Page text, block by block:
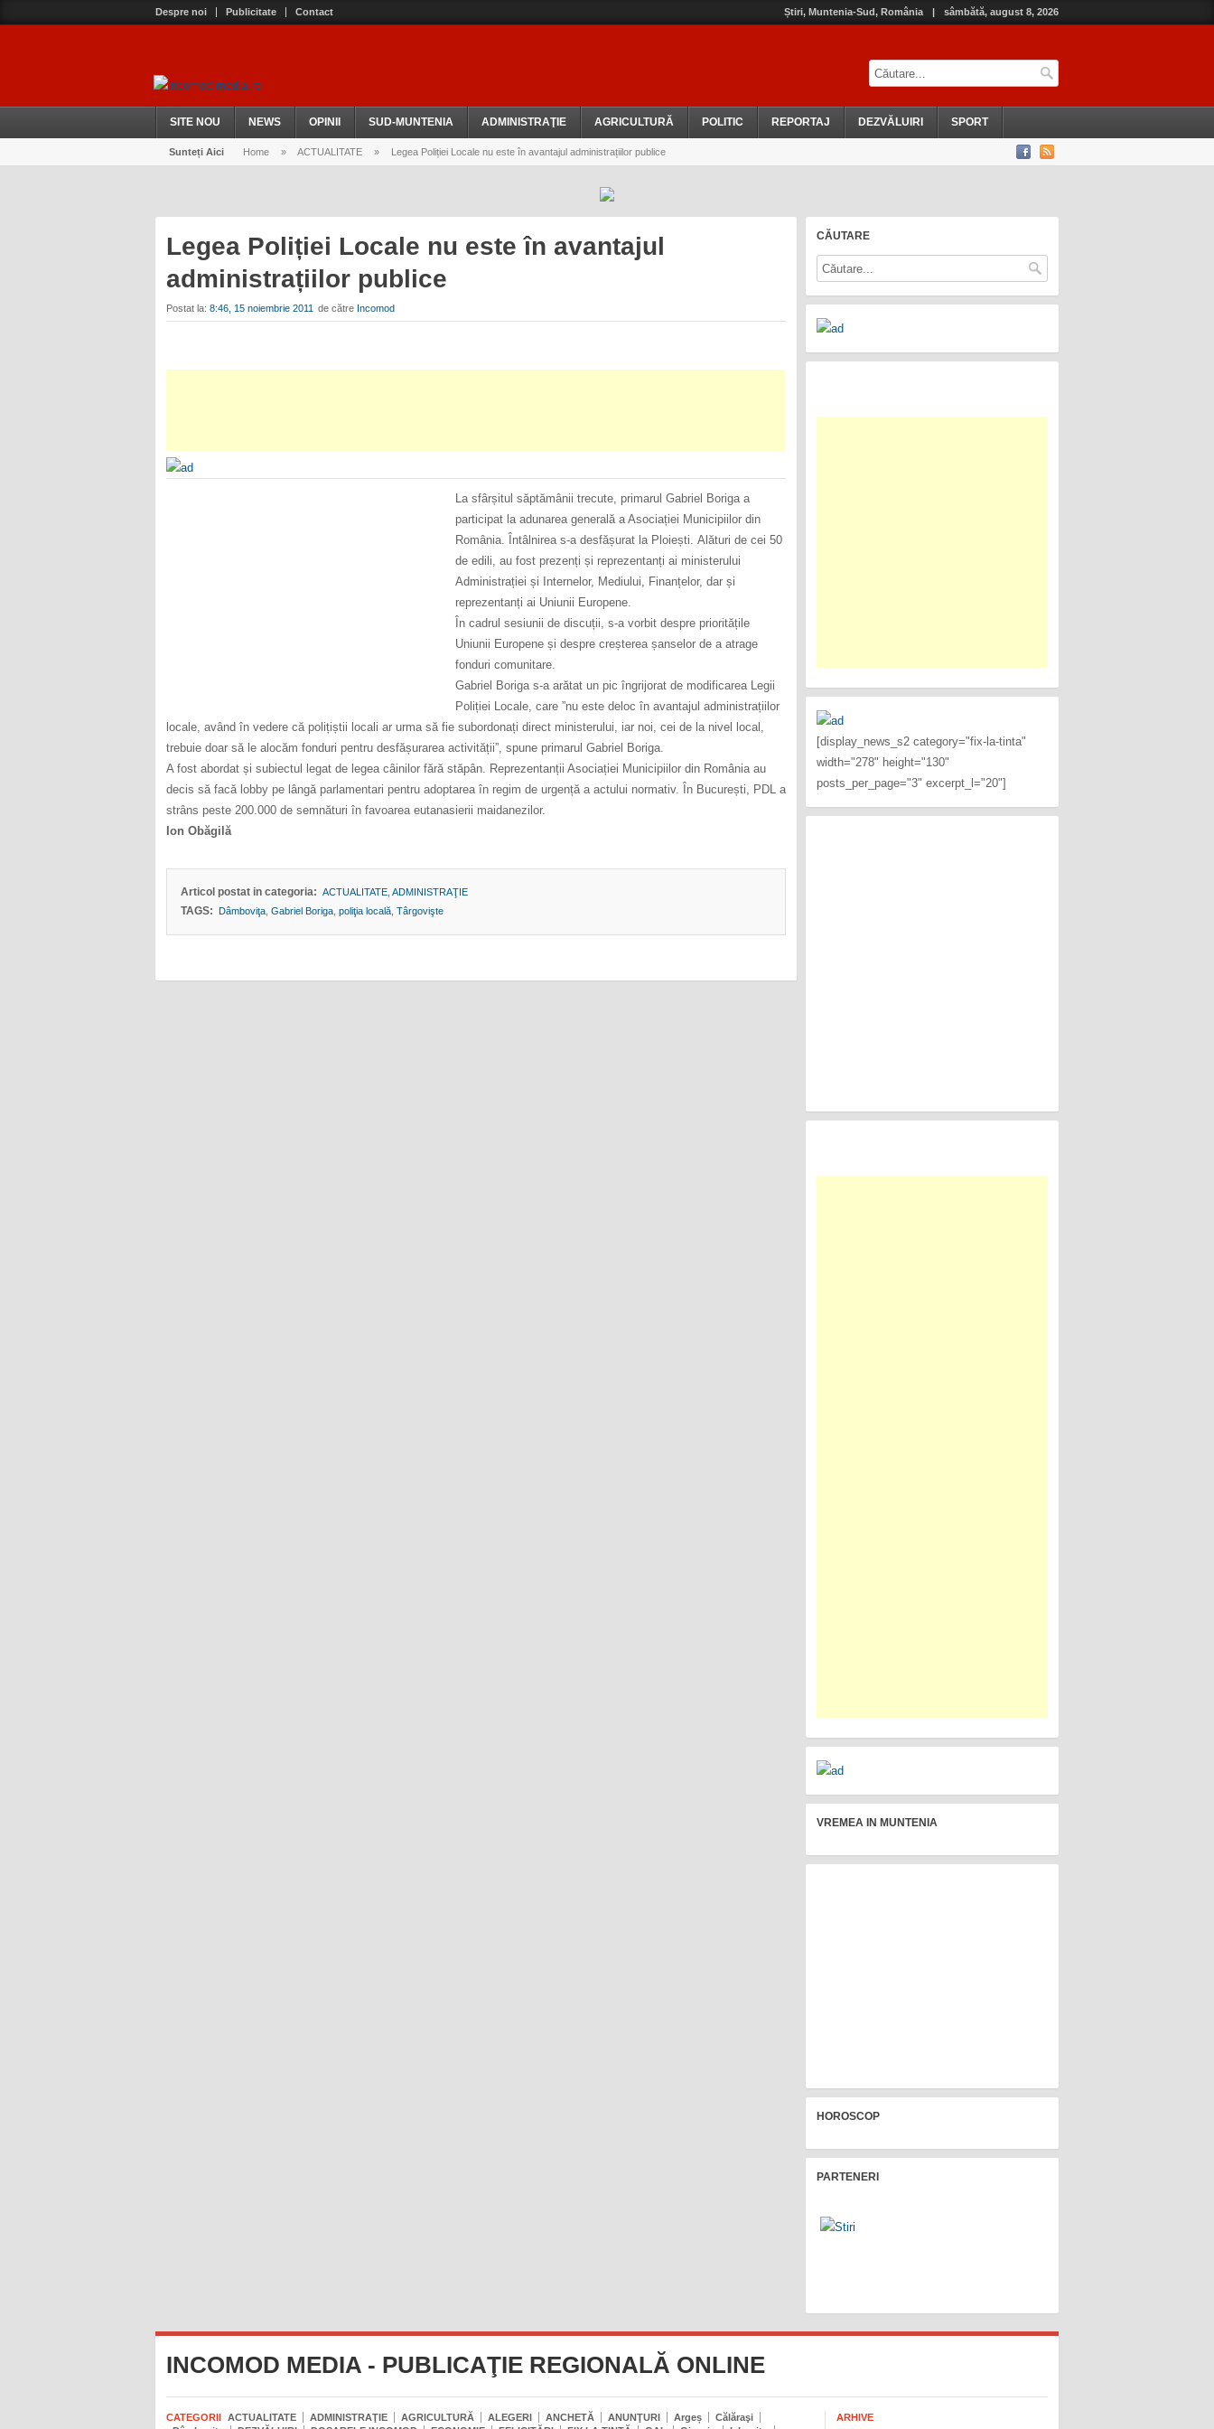
Despre noi Publicitate Contact Știri, Muntenia-Sud, România | sâmbătă, august 8, 2026
SITE NOU NEWS OPINII SUD-MUNTENIA ADMINISTRAŢIE AGRICULTURĂ POLITIC REPORTAJ DEZVĂLUIRI SPORT
Sunteți Aici Home » ACTUALITATE » Legea Poliției Locale nu este în avantajul administrațiilor publice
Legea Poliției Locale nu este în avantajul
administrațiilor publice
Postat la: 8:46, 15 noiembrie 2011 de către Incomod
La sfârșitul săptămânii trecute, primarul Gabriel Boriga a
participat la adunarea generală a Asociației Municipiilor din
România. Întâlnirea s-a desfășurat la Ploiești. Alături de cei 50
de edili, au fost prezenți și reprezentanți ai ministerului
Administrației și Internelor, Mediului, Finanțelor, dar și
reprezentanți ai Uniunii Europene.
În cadrul sesiunii de discuții, s-a vorbit despre prioritățile
Uniunii Europene și despre creșterea șanselor de a atrage
fonduri comunitare.
Gabriel Boriga s-a arătat un pic îngrijorat de modificarea Legii
Poliției Locale, care ”nu este deloc în avantajul administrațiilor
locale, având în vedere că polițiștii locali ar urma să fie subordonați direct ministerului, iar noi, cei de la nivel local,
trebuie doar să le alocăm fonduri pentru desfășurarea activității”, spune primarul Gabriel Boriga.
A fost abordat și subiectul legat de legea câinilor fără stăpân. Reprezentanții Asociației Municipiilor din România au
decis să facă lobby pe lângă parlamentari pentru adoptarea în regim de urgență a actului normativ. În București, PDL a
strâns peste 200.000 de semnături în favoarea eutanasierii maidanezilor.
Ion Obăgilă
Articol postat in categoria: ACTUALITATE ADMINISTRAŢIE
TAGS: Dâmboviţa Gabriel Boriga poliţia locală Târgovişte
CĂUTARE
[display_news_s2 category="fix-la-tinta"
width="278" height="130"
posts_per_page="3" excerpt_l="20"]
VREMEA IN MUNTENIA
HOROSCOP
PARTENERI
INCOMOD MEDIA - PUBLICAŢIE REGIONALĂ ONLINE
CATEGORII ACTUALITATE ADMINISTRAŢIE AGRICULTURĂ ALEGERI ANCHETĂ ANUNŢURI Argeș
Călăraşi
ARHIVE